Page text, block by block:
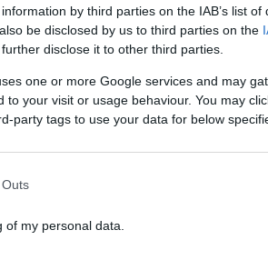
by third parties on the IAB’s list of
be disclosed by us to third parties on the
disclose it to other third parties.
one or more Google services and may
to your visit or usage behaviour. You may
party tags to use your data for below
my personal data.